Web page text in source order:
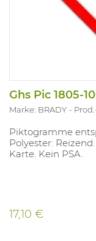
Ghs Pic 1805-
Marke: BRADY
Piktogramme
Polyester:
Karte. Kein PSA.
17,10 €